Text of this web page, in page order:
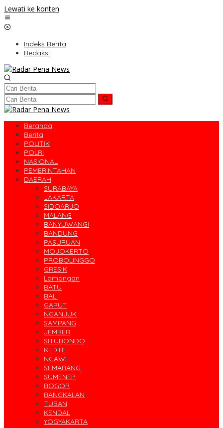
Lewati ke konten
Indeks Berita
Redaksi
Beranda
Berita
POLITIK
POLRI
NASIONAL
PEMERINTAHAN
DAERAH
SURABAYA
JAKARTA
SIDOARJO
MALANG
BANYUWANGI
BANDUNG
PASURUAN
MOJOKERTO
PROBOLINGGO
GRESIK
Lamongan
BATU
BALI
GARUT
NGANJUK
SAMPANG
JEMBER
SITUBONDO
KEDIRI
NGAWI
SEMARANG
SUMENEP
BOGOR
BANGKALAN
TUBAN
KENDAL
YOGYAKARTA